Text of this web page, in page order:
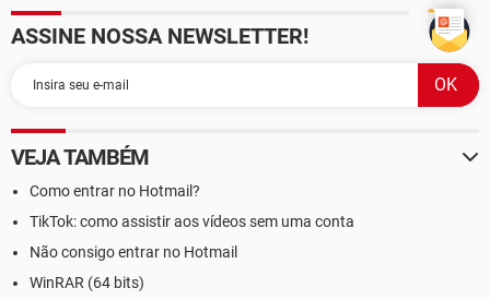
ASSINE NOSSA NEWSLETTER!
VEJA TAMBÉM
Como entrar no Hotmail?
TikTok: como assistir aos vídeos sem uma conta
Não consigo entrar no Hotmail
WinRAR (64 bits)